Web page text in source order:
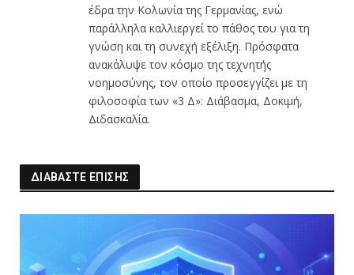
έδρα την Κολωνία της Γερμανίας, ενώ
παράλληλα καλλιεργεί το πάθος του για τη
γνώση και τη συνεχή εξέλιξη. Πρόσφατα
ανακάλυψε τον κόσμο της τεχνητής
νοημοσύνης, τον οποίο προσεγγίζει με τη
φιλοσοφία των «3 Δ»: Διάβασμα, Δοκιμή,
Διδασκαλία.
ΔΙΑΒΑΣΤΕ ΕΠΙΣΗΣ